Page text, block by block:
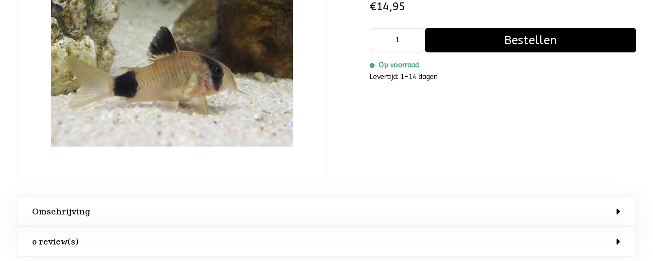
€14,95
Bestellen
Op voorraad
Levertijd: 1-14 dagen
Omschrijving
0 review(s)